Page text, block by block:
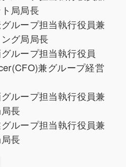
局局長
ループ担当執行役員兼
グ局局長
ループ担当執行役員
兼グループ経営
ループ担当執行役員兼
長
ループ担当執行役員兼
長